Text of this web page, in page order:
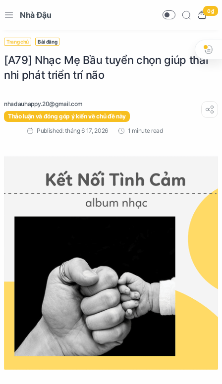
Nhà Đậu 0 ₫
Trang chủ Bài đăng
[A79] Nhạc Mẹ Bầu tuyển chọn giúp thai
nhi phát triển trí não
Thảo luận và đóng góp ý kiến về chủ đề này
1 minute read